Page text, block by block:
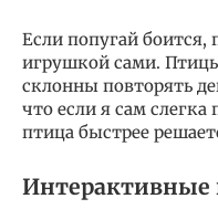
Если попугай боится,
игрушкой сами.
склонны повторять
что если я сам
птица быстрее
Интерактивные